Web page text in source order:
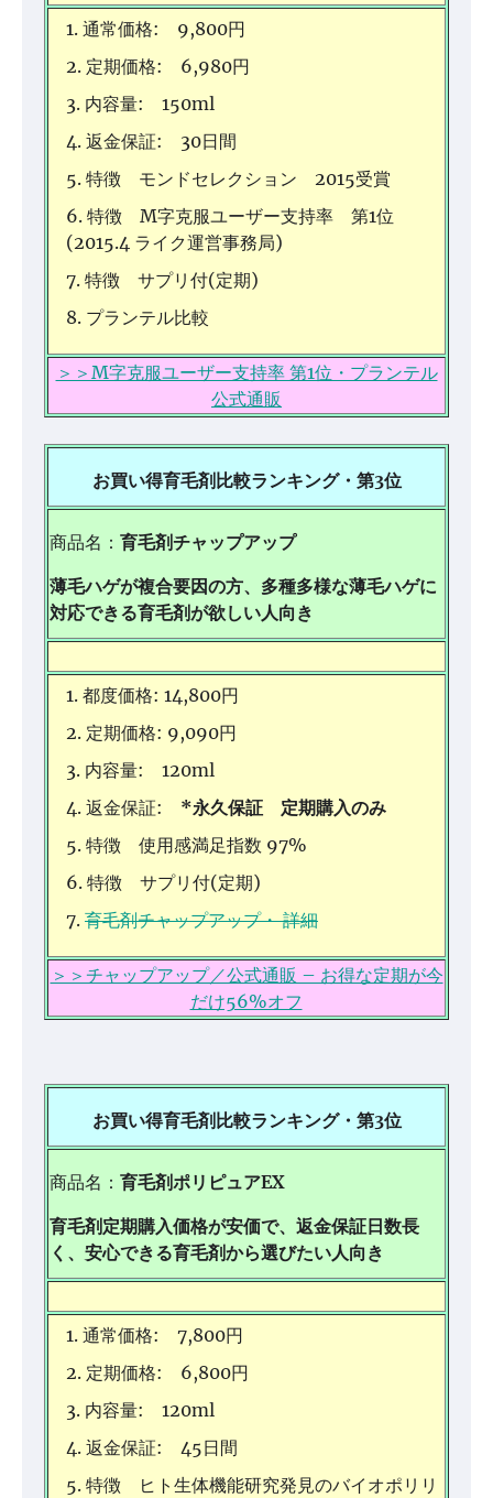
通常価格: 9,800円
定期価格: 6,980円
内容量: 150ml
返金保証: 30日間
特徴 モンドセレクション 2015受賞
特徴 M字克服ユーザー支持率 第1位
(2015.4 ライク運営事務局)
特徴 サプリ付(定期)
プランテル比較
＞＞M字克服ユーザー支持率 第1位・プランテル
公式通販
お買い得育毛剤比較ランキング・第3位
商品名： 育毛剤チャップアップ
薄毛ハゲが複合要因の方、多種多様な薄毛ハゲに
対応できる育毛剤が欲しい人向き
都度価格: 14,800円
定期価格: 9,090円
内容量: 120ml
返金保証: *永久保証 定期購入のみ
特徴 使用感満足指数 97%
特徴 サプリ付(定期)
育毛剤チャップアップ・ 詳細
＞＞チャップアップ／公式通販 – お得な定期が今
だけ56%オフ‎
お買い得育毛剤比較ランキング・第3位
商品名： 育毛剤ポリピュアEX
育毛剤定期購入価格が安価で、返金保証日数長
く、安心できる育毛剤から選びたい人向き
通常価格: 7,800円
定期価格: 6,800円
内容量: 120ml
返金保証: 45日間
特徴 ヒト生体機能研究発見のバイオポリリ